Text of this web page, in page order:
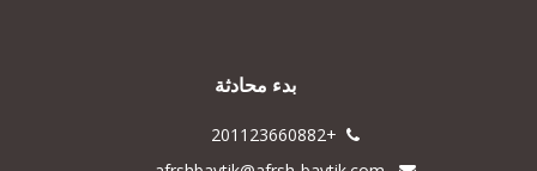
بدء محادثة
+201123660882